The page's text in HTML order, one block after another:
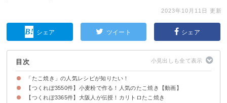
2023年10月11日 更新
シェア ツイート シェア
目次
「たこ焼き」の人気レシピが知りたい！
【つくれぽ3550件】小麦粉で作る！人気のたこ焼き【動画】
【つくれぽ3365件】大阪人が伝授！カリトロたこ焼き